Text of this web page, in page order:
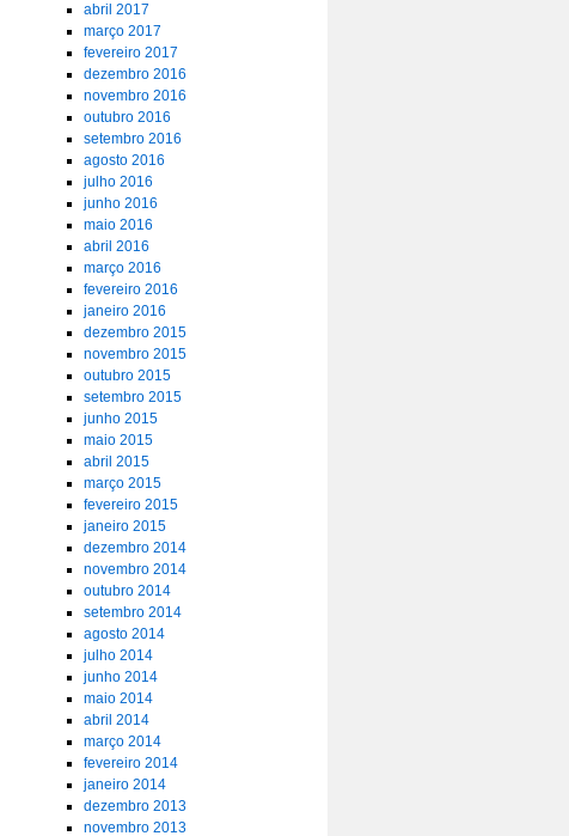
abril 2017
março 2017
fevereiro 2017
dezembro 2016
novembro 2016
outubro 2016
setembro 2016
agosto 2016
julho 2016
junho 2016
maio 2016
abril 2016
março 2016
fevereiro 2016
janeiro 2016
dezembro 2015
novembro 2015
outubro 2015
setembro 2015
junho 2015
maio 2015
abril 2015
março 2015
fevereiro 2015
janeiro 2015
dezembro 2014
novembro 2014
outubro 2014
setembro 2014
agosto 2014
julho 2014
junho 2014
maio 2014
abril 2014
março 2014
fevereiro 2014
janeiro 2014
dezembro 2013
novembro 2013